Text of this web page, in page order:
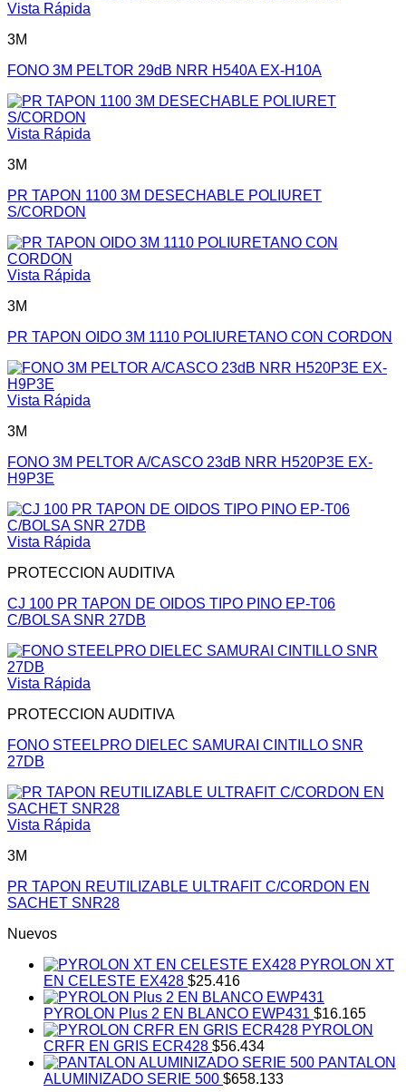
Vista Rápida
3M
FONO 3M PELTOR 29dB NRR H540A EX-H10A
Vista Rápida
3M
PR TAPON 1100 3M DESECHABLE POLIURET
S/CORDON
Vista Rápida
3M
PR TAPON OIDO 3M 1110 POLIURETANO CON CORDON
Vista Rápida
3M
FONO 3M PELTOR A/CASCO 23dB NRR H520P3E EX-
H9P3E
Vista Rápida
PROTECCION AUDITIVA
CJ 100 PR TAPON DE OIDOS TIPO PINO EP-T06
C/BOLSA SNR 27DB
Vista Rápida
PROTECCION AUDITIVA
FONO STEELPRO DIELEC SAMURAI CINTILLO SNR
27DB
Vista Rápida
3M
PR TAPON REUTILIZABLE ULTRAFIT C/CORDON EN
SACHET SNR28
Nuevos
PYROLON XT
EN CELESTE EX428 $25.416
PYROLON Plus 2 EN BLANCO EWP431 $16.165
PYROLON
CRFR EN GRIS ECR428 $56.434
PANTALON
ALUMINIZADO SERIE 500 $658.133